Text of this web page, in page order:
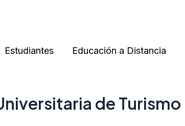
Estudiantes Educación a Distancia
de Turismo